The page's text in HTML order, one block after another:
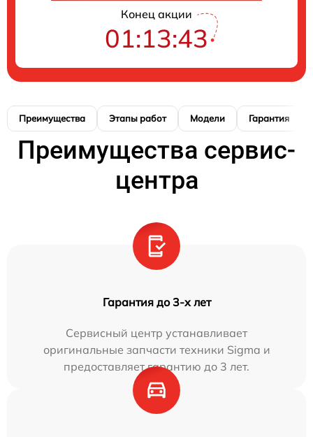
Конец акции
01:13:42
Преимущества Этапы работ Модели Гарантия
Преимущества сервис-
центра
Гарантия до 3-х лет
Сервисный центр устанавливает
оригинальные запчасти техники Sigma и
предоставляет гарантию до 3 лет.